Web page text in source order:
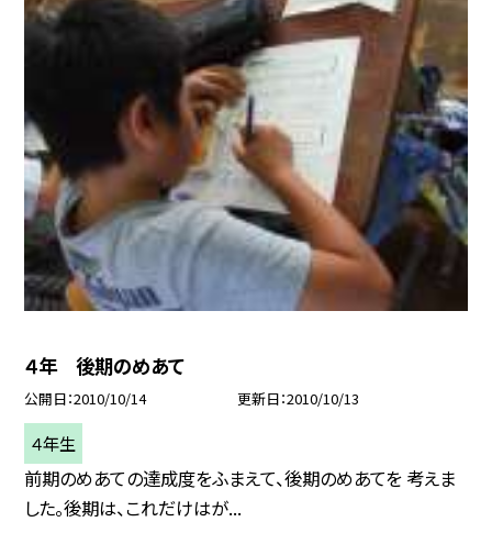
４年 後期のめあて
公開日 2010/10/14 更新日 2010/10/13
４年生
前期のめあての達成度をふまえて、後期のめあてを 考えま
した。後期は、これだけはが...